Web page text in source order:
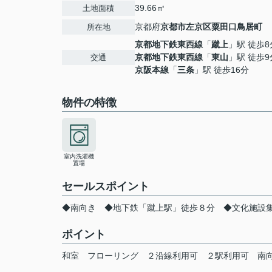
土地面積 39.66㎡
所在地 京都府京都市左京区粟田口鳥居町
交通
京都地下鉄東西線 「蹴上 」駅 徒歩8
京都地下鉄東西線 「東山 」駅 徒歩9
京阪本線 「三条 」駅 徒歩16分
物件の特徴
室内洗濯機
置場
セールスポイント
◆南向き ◆地下鉄「蹴上駅」徒歩８分 ◆文化施設集
ポイント
和室 フローリング ２沿線利用可 ２駅利用可 南